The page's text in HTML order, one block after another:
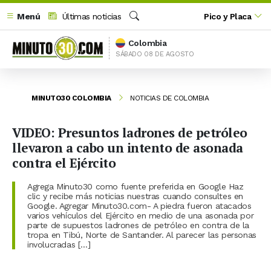
Menú
Últimas noticias
Buscar
Pico y Placa
Colombia
SÁBADO 08 DE AGOSTO
MINUTO30 COLOMBIA NOTICIAS DE COLOMBIA
VIDEO: Presuntos ladrones de petróleo
llevaron a cabo un intento de asonada
contra el Ejército
Agrega Minuto30 como fuente preferida en Google Haz
clic y recibe más noticias nuestras cuando consultes en
Google. Agregar Minuto30.com- A piedra fueron atacados
varios vehículos del Ejército en medio de una asonada por
parte de supuestos ladrones de petróleo en contra de la
tropa en Tibú, Norte de Santander. Al parecer las personas
involucradas […]